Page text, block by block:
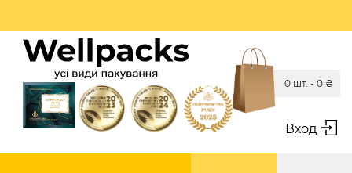
Вход
0 шт. - 0 ₴